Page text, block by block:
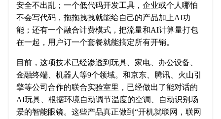
安全不出乱；一个低代码开发工具，企业或个人哪怕
不会写代码，拖拖拽拽就能给自己的产品加上AI功
能；还有一个融合计费模式，把流量和AI计算量打包
在一起，用户订一个套餐就能搞定所有开销。
目前，这项技术已经渗透到玩具、家电、办公设备、
金融终端、机器人等9个领域。和京东、腾讯、火山引
擎等公司合作的联合实验室里，已经做出了能对话的
AI玩具、根据环境自动调节温度的空调、自动识别场
景的智能眼镜。这些产品真正做到“开机就联网，联网